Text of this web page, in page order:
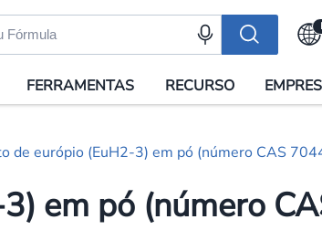
English
FERRAMENTAS RECURSO
de európio (EuH2-3) em pó (número CAS
em pó (número